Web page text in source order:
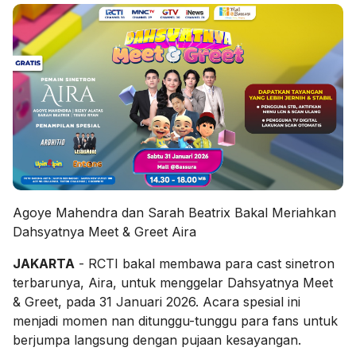
Agoye Mahendra dan Sarah Beatrix Bakal Meriahkan
Dahsyatnya Meet & Greet Aira
JAKARTA - RCTI bakal membawa para cast sinetron
terbarunya, Aira, untuk menggelar Dahsyatnya Meet
& Greet, pada 31 Januari 2026. Acara spesial ini
menjadi momen nan ditunggu-tunggu para fans untuk
berjumpa langsung dengan pujaan kesayangan.